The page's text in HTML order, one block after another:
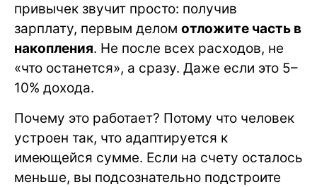
привычек звучит просто: получив
зарплату, первым делом отложите часть в
накопления. Не после всех расходов, не
«что останется», а сразу. Даже если это 5–
10% дохода.
Почему это работает? Потому что человек
устроен так, что адаптируется к
имеющейся сумме. Если на счету осталось
меньше, вы подсознательно подстроите